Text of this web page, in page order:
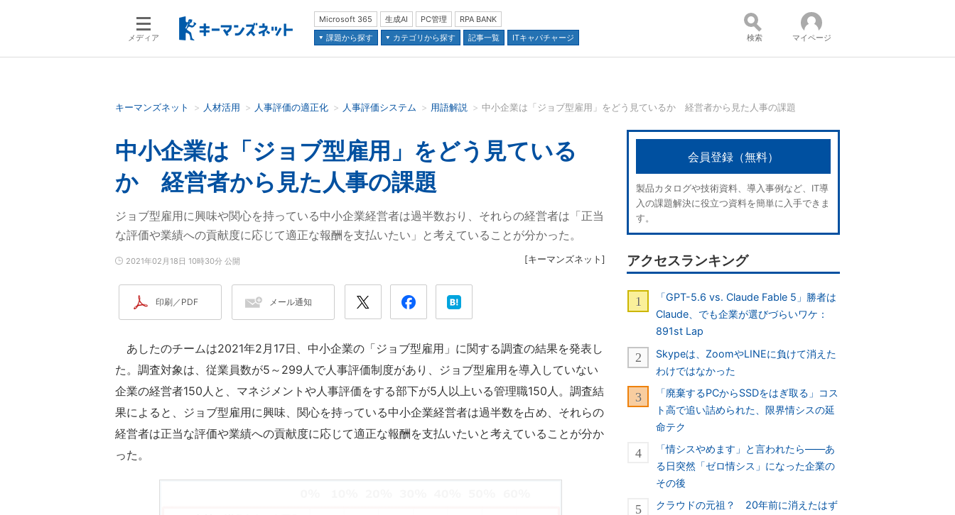
メディア
Microsoft 365 生成AI PC管理
RPA BANK
課題から探す
カテゴリから探す 記事一覧 ITキャパチャージ
検索語を入力してください コンテンツ：
並び順：
検索 マイページ
キーマンズネット 人材活用 人事評価の適正化 人事評価システム 用語解説 中小企業は「ジョブ型雇用」をどう見ているか 経営者から見た人事の課題
中小企業は「ジョブ型雇用」をどう見ている
か 経営者から見た人事の課題
ジョブ型雇用に興味や関心を持っている中小企業経営者は過半数おり、それらの経営者は「正当
な評価や業績への貢献度に応じて適正な報酬を支払いたい」と考えていることが分かった。
2021年02月18日 10時30分 公開 [キーマンズネット ]
印刷／PDF メール通知
あしたのチームは2021年2月17日、中小企業の「ジョブ型雇用」に関する調査の結果を発表し
た。調査対象は、従業員数が5～299人で人事評価制度があり、ジョブ型雇用を導入していない
企業の経営者150人と、マネジメントや人事評価をする部下が5人以上いる管理職150人。調査結
果によると、ジョブ型雇用に興味、関心を持っている中小企業経営者は過半数を占め、それらの
経営者は正当な評価や業績への貢献度に応じて適正な報酬を支払いたいと考えていることが分か
った。
会員登録（無料）
製品カタログや技術資料、導入事例など、IT導
入の課題解決に役立つ資料を簡単に入手できま
す。
アクセスランキング
「GPT-5.6 vs. Claude Fable 5」勝者は
Claude、でも企業が選びづらいワケ：
891st Lap
Skypeは、ZoomやLINEに負けて消えた
わけではなかった
「廃棄するPCからSSDをはぎ取る」コス
ト高で追い詰められた、限界情シスの延
命テク
「情シスやめます」と言われたら――あ
る日突然「ゼロ情シス」になった企業の
その後
クラウドの元祖？ 20年前に消えたはず